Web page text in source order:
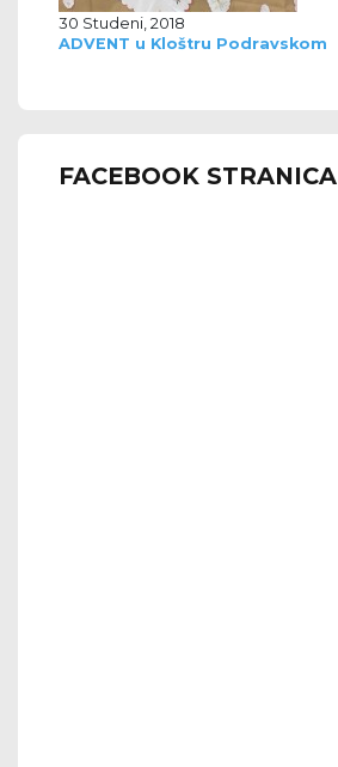
30 Studeni, 2018
ADVENT u Kloštru Podravskom
FACEBOOK STRANICA